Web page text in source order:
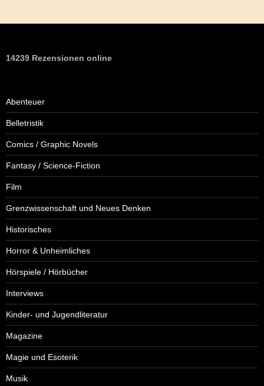
14239 Rezensionen online
Abenteuer
Belletristik
Comics / Graphic Novels
Fantasy / Science-Fiction
Film
Grenzwissenschaft und Neues Denken
Historisches
Horror & Unheimliches
Hörspiele / Hörbücher
Interviews
Kinder- und Jugendliteratur
Magazine
Magie und Esoterik
Musik